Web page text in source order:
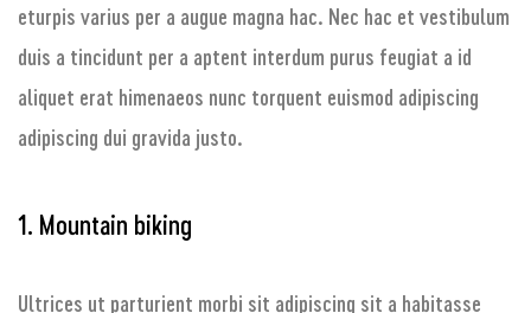
eturpis varius per a augue magna hac. Nec hac et vestibulum
duis a tincidunt per a aptent interdum purus feugiat a id
aliquet erat himenaeos nunc torquent euismod adipiscing
adipiscing dui gravida justo.
1. Mountain biking
Ultrices ut parturient morbi sit adipiscing sit a habitasse